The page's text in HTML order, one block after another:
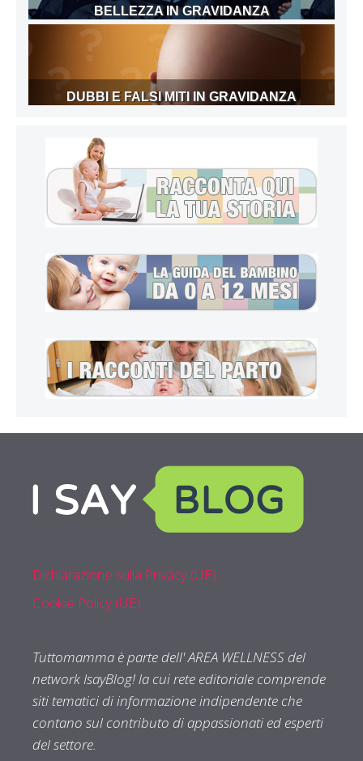
BELLEZZA IN GRAVIDANZA
DUBBI E FALSI MITI IN GRAVIDANZA
Dichiarazione sulla Privacy (UE)
Cookie Policy (UE)
Tuttomamma è parte dell' AREA WELLNESS del
network IsayBlog! la cui rete editoriale comprende
siti tematici di informazione indipendente che
contano sul contributo di appassionati ed esperti
del settore.